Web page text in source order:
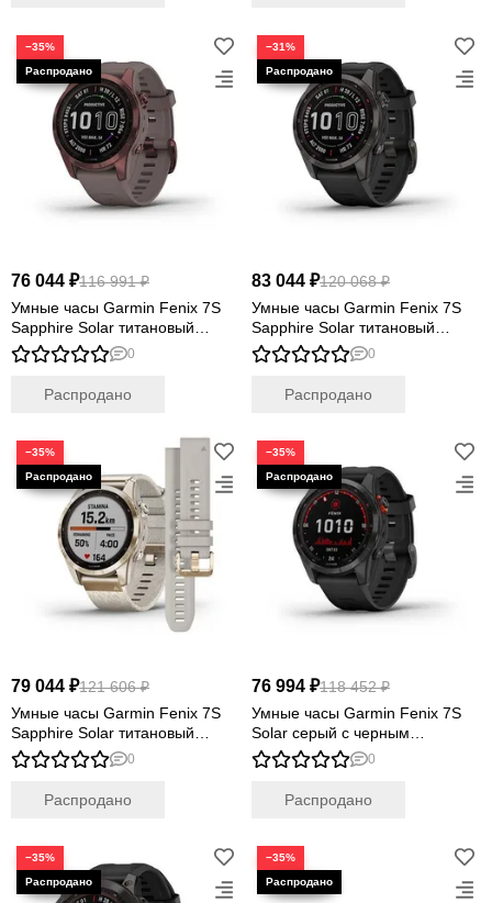
−35%
76 044 ₽116 991 ₽
Умные часы Garmin Fenix 7S
Sapphire Solar титановый
темно-бронзовый с сланцево-
серым силиконовым ремешком
0
Распродано
−31%
83 044 ₽120 068 ₽
Умные часы Garmin Fenix 7S
Sapphire Solar титановый
угольно-серый DLC с
силиконовым ремешком
0
Распродано
−35%
79 044 ₽121 606 ₽
Умные часы Garmin Fenix 7S
Sapphire Solar титановый
кремовый с нейлоновым
ремешком
0
Распродано
−35%
76 994 ₽118 452 ₽
Умные часы Garmin Fenix 7S
Solar серый с черным
силиконовым ремешком
0
Распродано
−35% −35%